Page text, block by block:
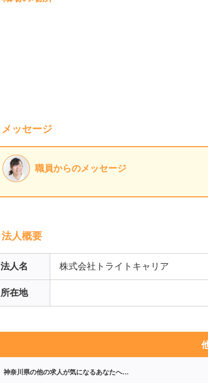
メッセージ
職員からのメッセージ
法人概要
法人名 株式会社トライトキャリア
所在地
神奈川県の他の求人が気になるあなたへ…